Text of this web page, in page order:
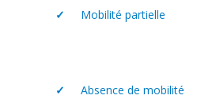
✓ Mobilité partielle
✓ Absence de mobilité